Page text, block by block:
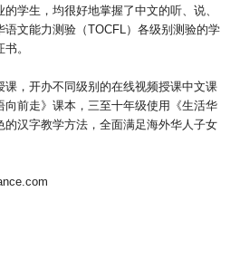
学生，均很好地掌握了中文的听、说、
文能力测验（TOCFL）各级别测验的学
。
课，开办不同级别的在线视频授课中文课
前走》课本，三至十年级使用《生活华
汉字教学方法，全面满足海外华人子女